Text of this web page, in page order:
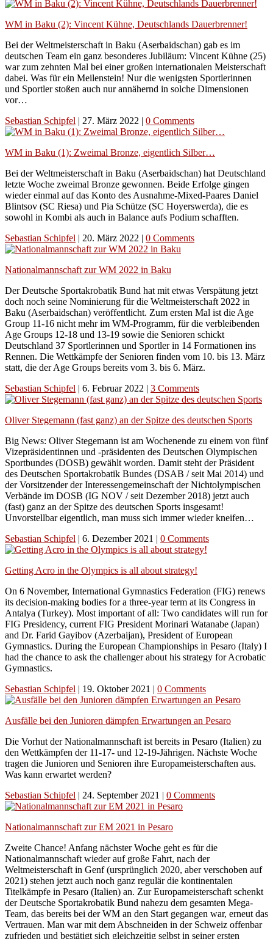
WM in Baku (2): Vincent Kühne, Deutschlands Dauerbrenner!
Bei der Weltmeisterschaft in Baku (Aserbaidschan) gab es im
deutschen Team ein ganz besonderes Jubiläum: Vincent Kühne (25)
war zum zehnten Mal bei einer großen internationalen Meisterschaft
dabei. Was für ein Meilenstein! Nur die wenigsten Sportlerinnen
und Sportler stoßen auch nur annähernd in solche Dimensionen
vor…
Sebastian Schipfel | 27. März 2022 | 0 Comments
WM in Baku (1): Zweimal Bronze, eigentlich Silber…
Bei der Weltmeisterschaft in Baku (Aserbaidschan) hat Deutschland
letzte Woche zweimal Bronze gewonnen. Beide Erfolge gingen
wieder einmal auf das Konto des Ausnahme-Mixed-Paares Daniel
Blintsov (SC Riesa) und Pia Schütze (SC Hoyerswerda), die es
sowohl in Kombi als auch in Balance aufs Podium schafften.
Sebastian Schipfel | 20. März 2022 | 0 Comments
Nationalmannschaft zur WM 2022 in Baku
Der Deutsche Sportakrobatik Bund hat mit etwas Verspätung jetzt
doch noch seine Nominierung für die Weltmeisterschaft 2022 in
Baku (Aserbaidschan) veröffentlicht. Zum ersten Mal ist die Age
Group 11-16 nicht mehr im WM-Programm, für die verbleibenden
Age Groups 12-18 und 13-19 sowie die Senioren schickt
Deutschland 37 Sportlerinnen und Sportler in 14 Formationen ins
Rennen. Die Wettkämpfe der Senioren finden vom 10. bis 13. März
statt, die der Age Groups bereits vom 3. bis 6. März.
Sebastian Schipfel | 6. Februar 2022 | 3 Comments
Oliver Stegemann (fast ganz) an der Spitze des deutschen Sports
Big News: Oliver Stegemann ist am Wochenende zu einem von fünf
Vizepräsidentinnen und -präsidenten des Deutschen Olympischen
Sportbundes (DOSB) gewählt worden. Damit steht der Präsident
des Deutschen Sportakrobatik Bundes (DSAB / seit Mai 2014) und
der Vorsitzender der Interessengemeinschaft der Nichtolympischen
Verbände im DOSB (IG NOV / seit Dezember 2018) jetzt auch
(fast) ganz an der Spitze des deutschen Sports insgesamt!
Unvorstellbar eigentlich, man muss sich immer wieder kneifen…
Sebastian Schipfel | 6. Dezember 2021 | 0 Comments
Getting Acro in the Olympics is all about strategy!
On 6 November, International Gymnastics Federation (FIG) renews
its decision-making bodies for a three-year term at its Congress in
Antalya (Turkey). Most important of all: Two candidates will run for
FIG Presidency, current FIG President Morinari Watanabe (Japan)
and Dr. Farid Gayibov (Azerbaijan), President of European
Gymnastics. During the European Championships in Pesaro (Italy) I
had the chance to ask the challenger about his strategy for Acrobatic
Gymnastics.
Sebastian Schipfel | 19. Oktober 2021 | 0 Comments
Ausfälle bei den Junioren dämpfen Erwartungen an Pesaro
Die Vorhut der Nationalmannschaft ist bereits in Pesaro (Italien) zu
den Wettkämpfen der 11-17- und 12-19-Jährigen. Nächste Woche
tragen die Junioren und Senioren ihre Europameisterschaften aus.
Was kann erwartet werden?
Sebastian Schipfel | 24. September 2021 | 0 Comments
Nationalmannschaft zur EM 2021 in Pesaro
Zweite Chance! Anfang nächster Woche geht es für die
Nationalmannschaft wieder auf große Fahrt, nach der
Weltmeisterschaft in Genf (ursprünglich 2020, aber verschoben auf
2021) stehen jetzt auch noch ganz regulär die kontinentalen
Titelkämpfe in Pesaro (Italien) an. Zur Europameisterschaft schenkt
der Deutsche Sportakrobatik Bund nahezu dem gesamten Mega-
Team, das bereits bei der WM an den Start gegangen war, erneut das
Vertrauen. Man war mit dem Abschneiden in der Schweiz offenbar
zufrieden und bestätigt sich gleichzeitig selbst in seiner ersten